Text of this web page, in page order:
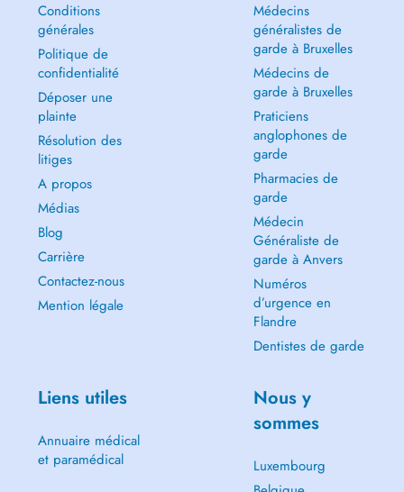
Conditions
générales
Politique de
confidentialité
Déposer une
plainte
Résolution des
litiges
A propos
Médias
Blog
Carrière
Contactez-nous
Mention légale
Médecins
généralistes de
garde à Bruxelles
Médecins de
garde à Bruxelles
Praticiens
anglophones de
garde
Pharmacies de
garde
Médecin
Généraliste de
garde à Anvers
Numéros
d’urgence en
Flandre
Dentistes de garde
Liens utiles
Annuaire médical
et paramédical
Nous y
sommes
Luxembourg